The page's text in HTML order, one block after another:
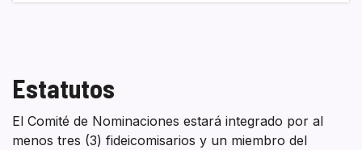
Estatutos
El Comité de Nominaciones estará integrado por al
menos tres (3) fideicomisarios y un miembro del